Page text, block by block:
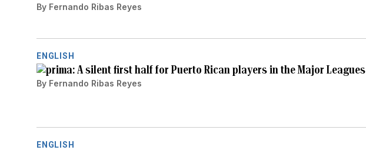
By Fernando Ribas Reyes
ENGLISH
A silent first half for Puerto Rican players in the Major Leagues
By Fernando Ribas Reyes
ENGLISH